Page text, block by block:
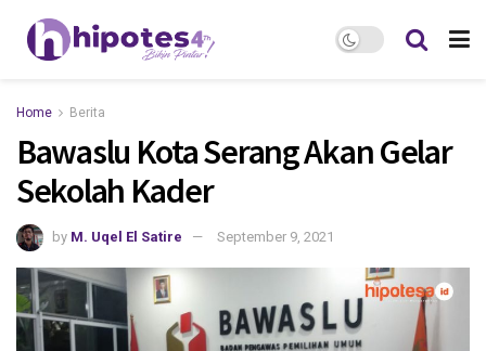
Home Berita
Bawaslu Kota Serang Akan Gelar
Sekolah Kader
by M. Uqel El Satire September 9, 2021